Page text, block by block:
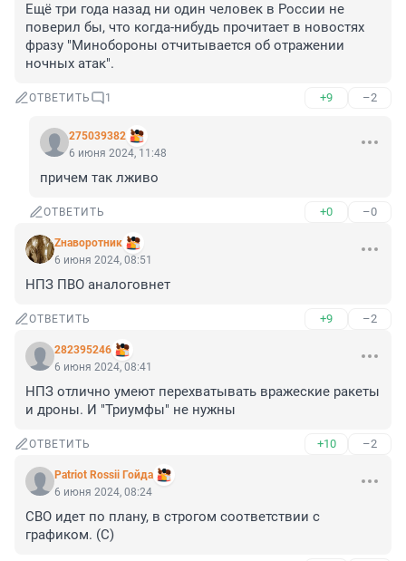
Ещё три года назад ни один человек в России не
поверил бы, что когда-нибудь прочитает в новостях
фразу "Минобороны отчитывается об отражении
ночных атак".
ОТВЕТИТЬ 1 +9 –2
275039382
6 июня 2024, 11:48
причем так лживо
ОТВЕТИТЬ +0 –0
Zнаворотник
6 июня 2024, 08:51
НПЗ ПВО аналоговнет
ОТВЕТИТЬ +9 –2
282395246
6 июня 2024, 08:41
НПЗ отлично умеют перехватывать вражеские ракеты
и дроны. И "Триумфы" не нужны
ОТВЕТИТЬ +10 –2
Patriot Rossii Гойда
6 июня 2024, 08:24
СВО идет по плану, в строгом соответствии с
графиком. (С)